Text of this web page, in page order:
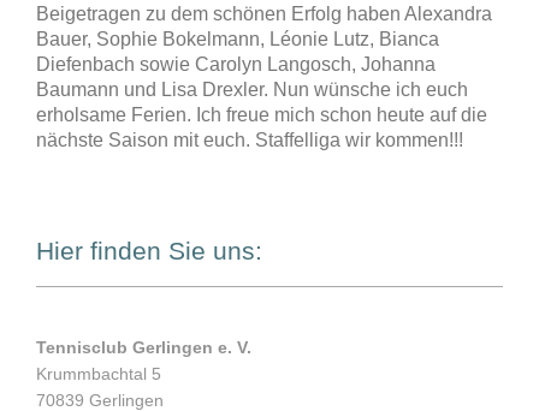
Beigetragen zu dem schönen Erfolg haben Alexandra
Bauer, Sophie Bokelmann, Léonie Lutz, Bianca
Diefenbach sowie Carolyn Langosch, Johanna
Baumann und Lisa Drexler. Nun wünsche ich euch
erholsame Ferien. Ich freue mich schon heute auf die
nächste Saison mit euch. Staffelliga wir kommen!!!
Hier finden Sie uns:
Tennisclub Gerlingen e. V.
Krummbachtal 5
70839 Gerlingen